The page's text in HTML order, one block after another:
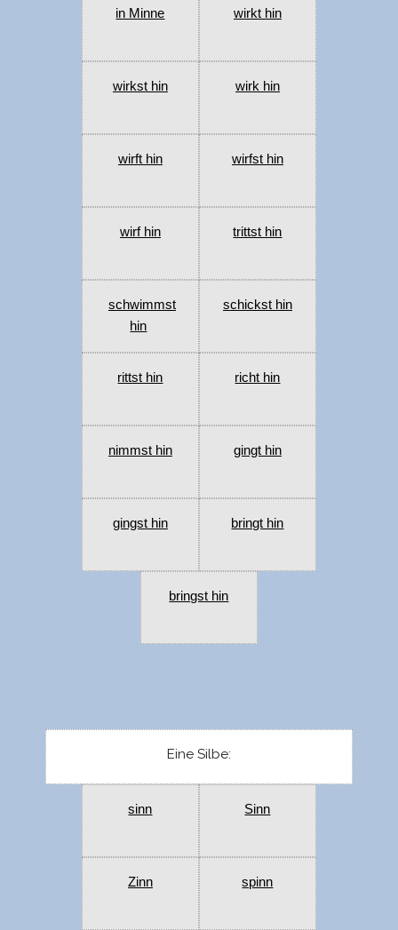
in Minne wirkt hin
wirkst hin wirk hin
wirft hin wirfst hin
wirf hin trittst hin
schwimmst
hin
schickst hin
rittst hin richt hin
nimmst hin gingt hin
gingst hin bringt hin
bringst hin
Eine Silbe:
sinn Sinn
Zinn spinn